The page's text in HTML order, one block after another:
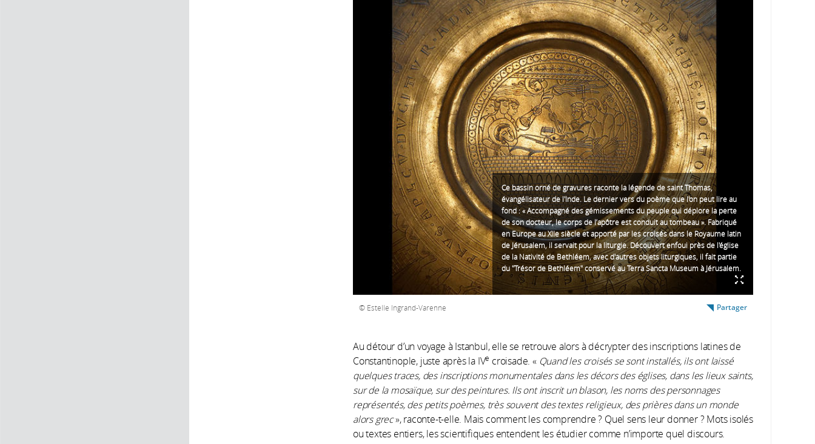
Ce bassin orné de gravures raconte la légende de saint Thomas,
évangélisateur de l'Inde. Le dernier vers du poème que l'on peut lire au
fond : « Accompagné des gémissements du peuple qui déplore la perte
de son docteur, le corps de l’apôtre est conduit au tombeau ». Fabriqué
en Europe au XIIe siècle et apporté par les croisés dans le Royaume latin
de Jérusalem, il servait pour la liturgie. Découvert enfoui près de l'église
de la Nativité de Bethléem, avec d'autres objets liturgiques, il fait partie
du "Trésor de Bethléem" conservé au Terra Sancta Museum à Jérusalem.
Estelle Ingrand-Varenne Partager
Au détour d’un voyage à Istanbul, elle se retrouve alors à décrypter des inscriptions latines de
Constantinople, juste après la IVe croisade. « Quand les croisés se sont installés, ils ont laissé
quelques traces, des inscriptions monumentales dans les décors des églises, dans les lieux saints,
sur de la mosaïque, sur des peintures. Ils ont inscrit un blason, les noms des personnages
représentés, des petits poèmes, très souvent des textes religieux, des prières dans un monde
alors grec», raconte-t-elle. Mais comment les comprendre ? Quel sens leur donner ? Mots isolés
ou textes entiers, les scientifiques entendent les étudier comme n’importe quel discours.